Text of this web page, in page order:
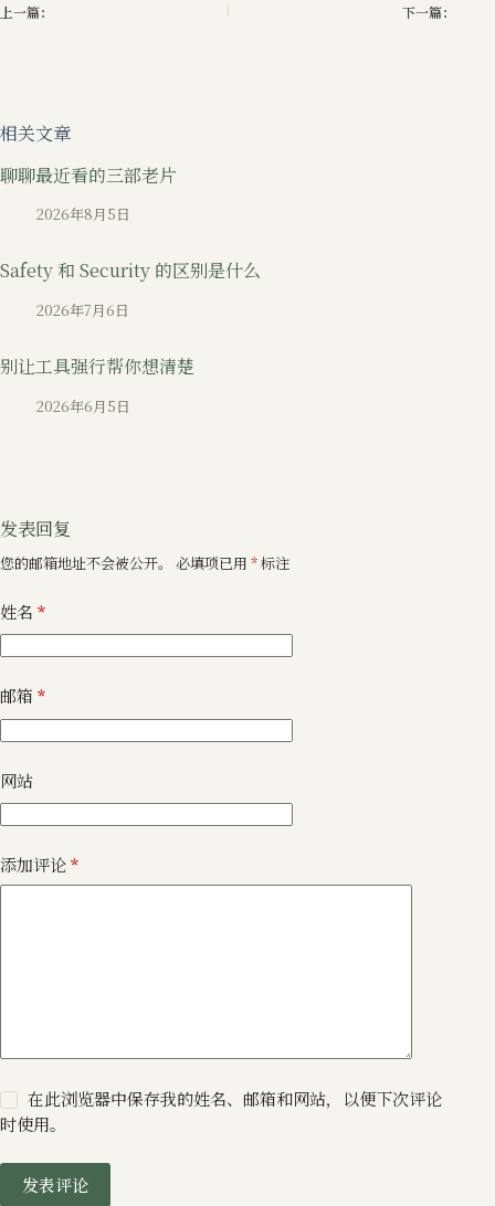
上一篇： 下一篇：
相关文章
聊聊最近看的三部老片
2026年8月5日
Safety 和 Security 的区别是什么
2026年7月6日
别让工具强行帮你想清楚
2026年6月5日
发表回复
您的邮箱地址不会被公开。 必填项已用 *标注
姓名 *
邮箱 *
网站
添加评论*
在此浏览器中保存我的姓名、邮箱和网站，以便下次评论
时使用。
发表评论